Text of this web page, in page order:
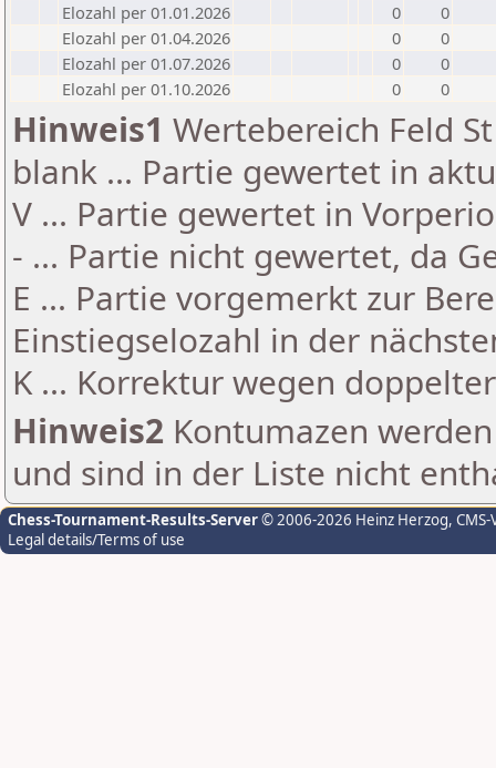
Elozahl per 01.01.2026
0
0
Elozahl per 01.04.2026
0
0
Elozahl per 01.07.2026
0
0
Elozahl per 01.10.2026
0 0
Hinweis1 Wertebereich Feld
blank ... Partie gewertet in
V ... Partie gewertet in
- ... Partie nicht gewertet, da
E ... Partie vorgemerkt zur
Einstiegselozahl in der
K ... Korrektur wegen
Hinweis2 Kontumazen
und sind in der Liste nicht
Chess-Tournament-Results-Server© 2006-2026 Heinz Herzog,
Legal details/Terms of use